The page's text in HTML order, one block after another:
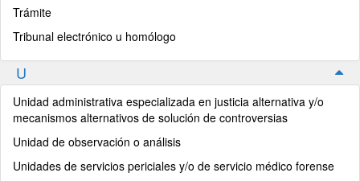
Trámite
Tribunal electrónico u homólogo
U
Unidad administrativa especializada en justicia alternativa y/o
mecanismos alternativos de solución de controversias
Unidad de observación o análisis
Unidades de servicios periciales y/o de servicio médico forense